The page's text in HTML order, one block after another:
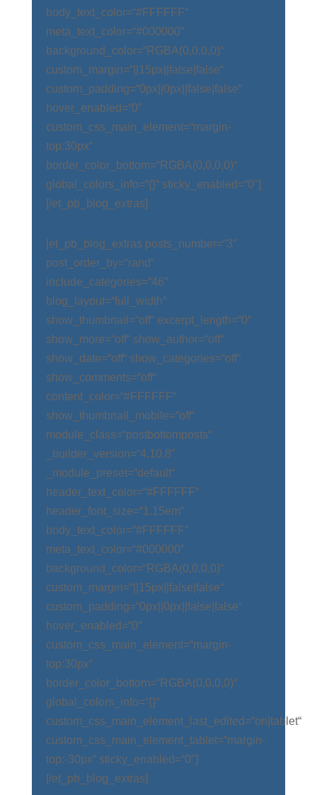
body_text_color=“#FFFFFF“
meta_text_color=“#000000″
background_color=“RGBA(0,0,0,0)“
custom_margin=“||15px||false|false“
custom_padding=“0px||0px||false|false“
hover_enabled=“0″
custom_css_main_element=“margin-
top:30px“
border_color_bottom=“RGBA(0,0,0,0)“
global_colors_info=“{}“ sticky_enabled=“0″]
[/et_pb_blog_extras]
[et_pb_blog_extras posts_number=“3″
post_order_by=“rand“
include_categories=“46″
blog_layout=“full_width“
show_thumbnail=“off“ excerpt_length=“0″
show_more=“off“ show_author=“off“
show_date=“off“ show_categories=“off“
show_comments=“off“
content_color=“#FFFFFF“
show_thumbnail_mobile=“off“
module_class=“postbottomposts“
_builder_version=“4.10.8″
_module_preset=“default“
header_text_color=“#FFFFFF“
header_font_size=“1.15em“
body_text_color=“#FFFFFF“
meta_text_color=“#000000″
background_color=“RGBA(0,0,0,0)“
custom_margin=“||15px||false|false“
custom_padding=“0px||0px||false|false“
hover_enabled=“0″
custom_css_main_element=“margin-
top:30px“
border_color_bottom=“RGBA(0,0,0,0)“
global_colors_info=“{}“
custom_css_main_element_last_edited=“on|tablet“
custom_css_main_element_tablet=“margin-
top:-30px“ sticky_enabled=“0″]
[/et_pb_blog_extras]